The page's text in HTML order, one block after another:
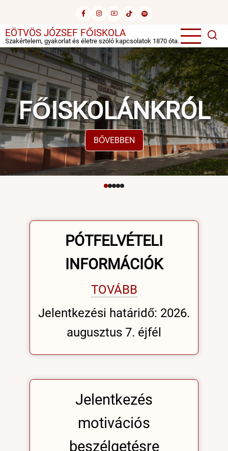
tartalomra
EÖTVÖS JÓZSEF FŐISKOLA
Szakértelem, gyakorlat és életre szóló kapcsolatok 1870 óta.
FŐISKOLÁNKRÓL
BŐVEBBEN
PÓTFELVÉTELI
INFORMÁCIÓK
TOVÁBB
Jelentkezési határidő: 2026.
augusztus 7. éjfél
Jelentkezés
motivációs
beszélgetésre